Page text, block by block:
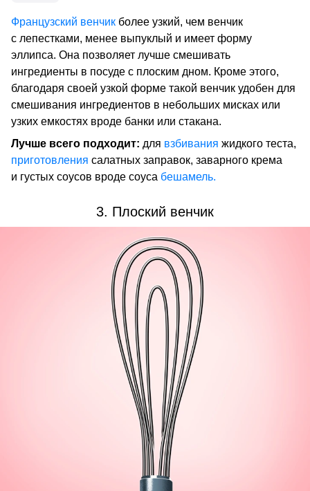
Французский венчик более узкий, чем венчик
с лепестками, менее выпуклый и имеет форму
эллипса. Она позволяет лучше смешивать
ингредиенты в посуде с плоским дном. Кроме этого,
благодаря своей узкой форме такой венчик удобен для
смешивания ингредиентов в небольших мисках или
узких емкостях вроде банки или стакана.
Лучше всего подходит: для взбивания жидкого теста,
приготовления салатных заправок, заварного крема
и густых соусов вроде соуса бешамель.
3. Плоский венчик